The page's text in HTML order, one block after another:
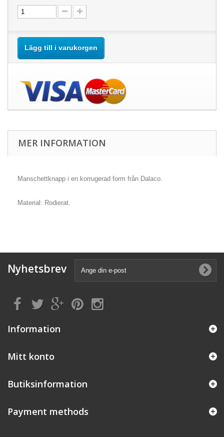
Lägg till i varukorgen
MER INFORMATION
Manschettknapp i en korrugerad form från Dalaco.
Material: Rodierat.
Nyhetsbrev
Information
Mitt konto
Butiksinformation
Payment methods